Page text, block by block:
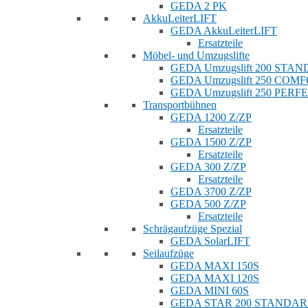
GEDA 2 PK
AkkuLeiterLIFT
GEDA AkkuLeiterLIFT
Ersatzteile
Möbel- und Umzugslifte
GEDA Umzugslift 200
GEDA Umzugslift 250
GEDA Umzugslift 250
Transportbühnen
GEDA 1200 Z/ZP
Ersatzteile
GEDA 1500 Z/ZP
Ersatzteile
GEDA 300 Z/ZP
Ersatzteile
GEDA 3700 Z/ZP
GEDA 500 Z/ZP
Ersatzteile
Schrägaufzüge Spezial
GEDA SolarLIFT
Seilaufzüge
GEDA MAXI 150S
GEDA MAXI 120S
GEDA MINI 60S
GEDA STAR 200